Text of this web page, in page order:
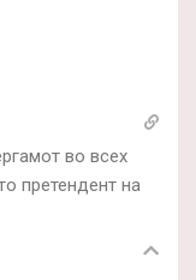
во всех
претендент на